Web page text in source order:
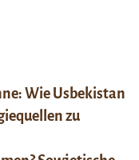
Wie Usbekistan
zu